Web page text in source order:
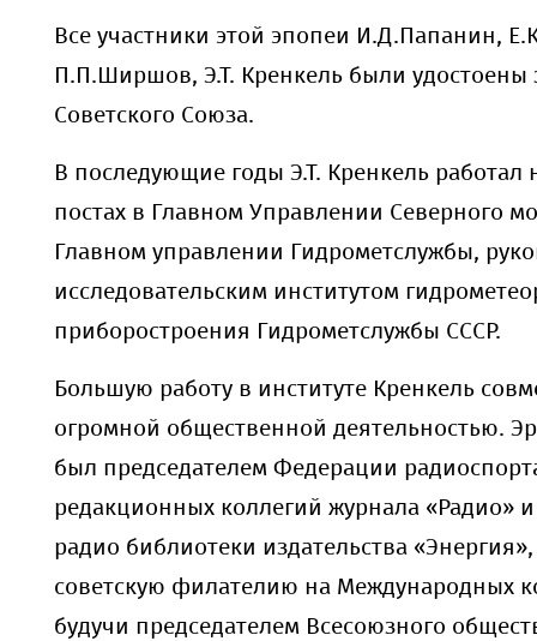
Все участники этой эпопеи И.Д.Папанин,
П.П.Ширшов, Э.Т. Кренкель были удостоены
Советского Союза.
В последующие годы Э.Т. Кренкель работал
постах в Главном Управлении Северного
Главном управлении Гидрометслужбы,
исследовательским институтом
приборостроения Гидрометслужбы СССР.
Большую работу в институте Кренкель
огромной общественной деятельностью.
был председателем Федерации
редакционных коллегий журнала «Радио»
радио библиотеки издательства
советскую филателию на Международных
будучи председателем Всесоюзного